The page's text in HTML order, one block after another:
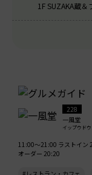
1F SUZAKA蔵＆
228
一風堂
イップウドウ
11:00～21:00 ラストイン
オーダー 20:20